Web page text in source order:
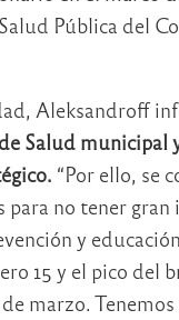
Pública del
Aleksandroff
Salud municipal
“Por ello, se
para no tener gran
y
15 y el pico del
marzo.